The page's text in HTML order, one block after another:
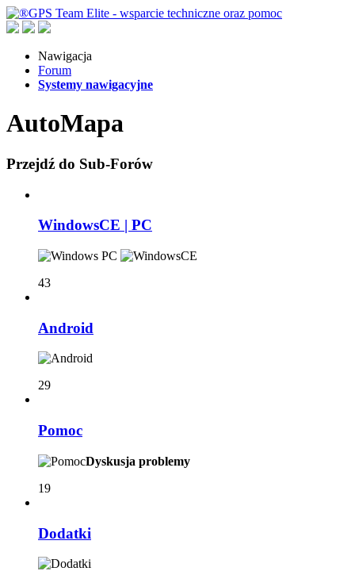
Nawigacja
Forum
Systemy nawigacyjne
AutoMapa
Przejdź do Sub-Forów
WindowsCE | PC
43
Android
29
Pomoc
Dyskusja problemy
19
Dodatki